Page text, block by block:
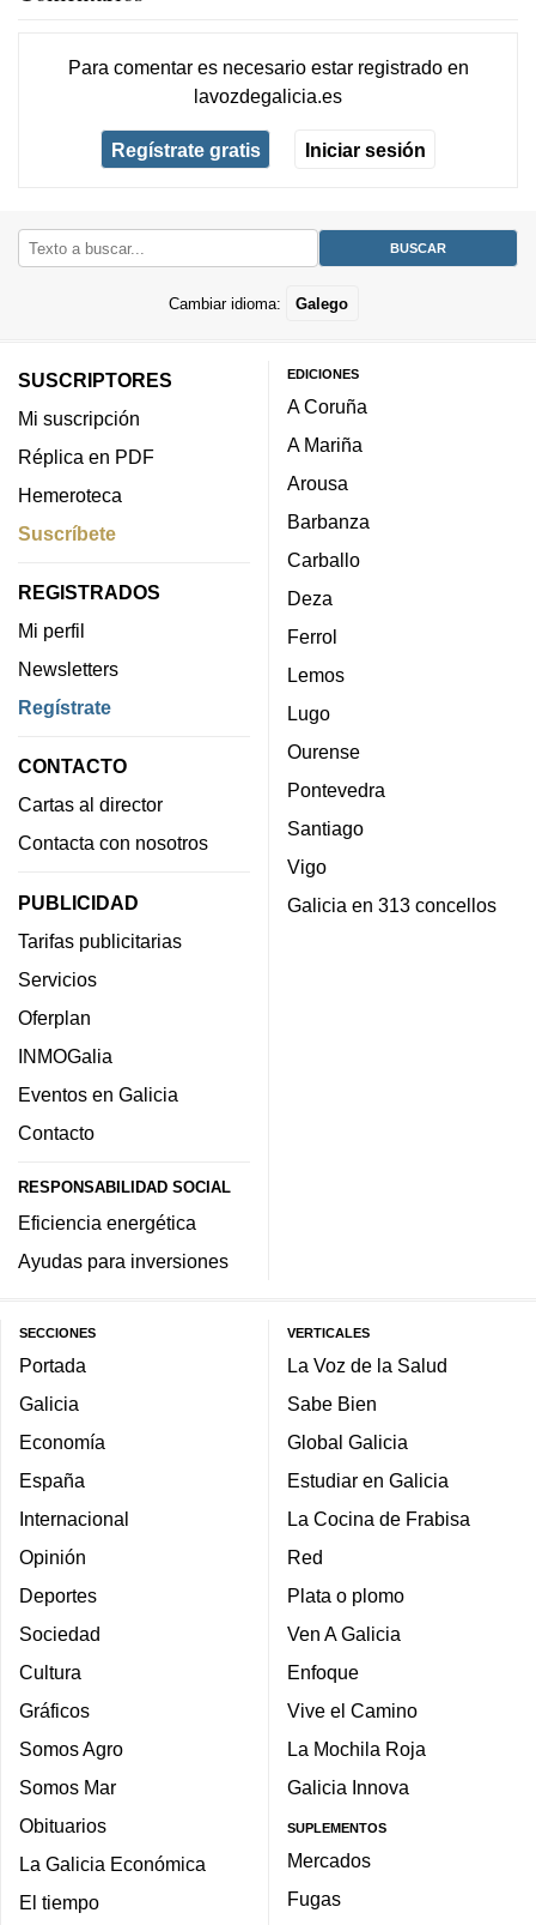
Para comentar es necesario estar registradoen
lavozdegalicia.es
Regístrate gratis Iniciar sesión
Cambiar idioma: Galego
SUSCRIPTORES
Mi suscripción
Réplica en PDF
Hemeroteca
Suscríbete
REGISTRADOS
Mi perfil
Newsletters
Regístrate
CONTACTO
Cartas al director
Contacta con nosotros
PUBLICIDAD
Tarifas publicitarias
Servicios
Oferplan
INMOGalia
Eventos en Galicia
Contacto
RESPONSABILIDAD SOCIAL
Eficiencia energética
Ayudas para inversiones
EDICIONES
A Coruña
A Mariña
Arousa
Barbanza
Carballo
Deza
Ferrol
Lemos
Lugo
Ourense
Pontevedra
Santiago
Vigo
Galicia en 313 concellos
SECCIONES
Portada
Galicia
Economía
España
Internacional
Opinión
Deportes
Sociedad
Cultura
Gráficos
Somos Agro
Somos Mar
Obituarios
La Galicia Económica
El tiempo
VERTICALES
La Voz de la Salud
Sabe Bien
Global Galicia
Estudiar en Galicia
La Cocina de Frabisa
Red
Plata o plomo
Ven A Galicia
Enfoque
Vive el Camino
La Mochila Roja
Galicia Innova
SUPLEMENTOS
Mercados
Fugas